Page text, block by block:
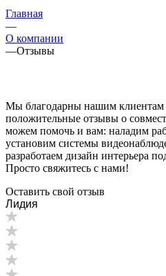
Главная
—
О компании
—Отзывы
Мы благодарны нашим клиентам
положительные отзывы о
можем помочь и вам: наладим
установим системы
разработаем дизайн интерьера
Просто свяжитесь с нами!
Оставить свой отзыв
Лидия